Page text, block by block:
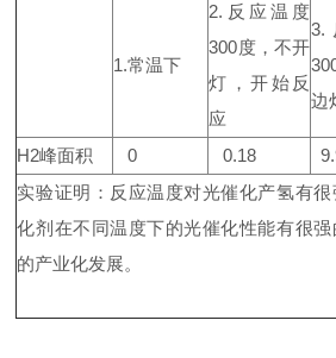
1.常温下
2.反应温度
300度，不开
灯，开始反
应
3.
边
H2峰面积 0 0.18
实验证明：反应温度对光催化产氢有
化剂在不同温度下的光催化性能有很
的产业化发展。